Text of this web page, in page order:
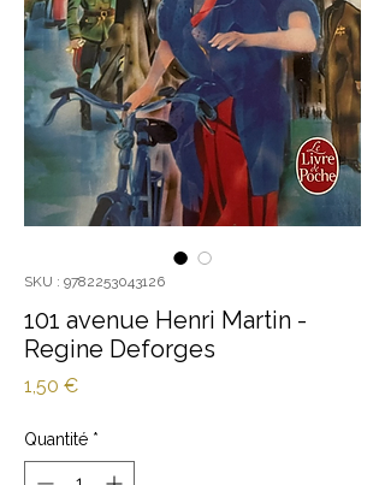
SKU : 9782253043126
101 avenue Henri Martin -
Regine Deforges
1,50 €Prix
Quantité *